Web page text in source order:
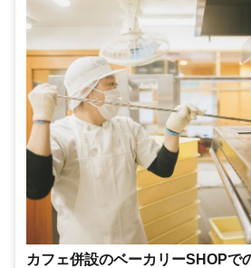
カフェ併設のベーカリーSHOPで